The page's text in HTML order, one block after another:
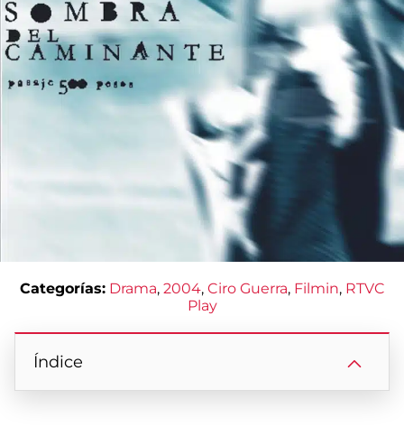
Categorías: Drama, 2004, Ciro Guerra, Filmin, RTVC
Play
Índice